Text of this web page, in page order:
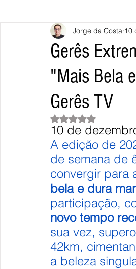
Vila Nova de Cerveira
Terras de Bouro Póvoa de Lanhoso
União Europeia
Gerês
"Mais Bela
Gerês TV
Jorge da Costa 10
Avaliado com NaN
10 de
A edição de
de semana de
convergir para
bela e dura
participação,
novo tempo
sua vez,
42km,
a beleza